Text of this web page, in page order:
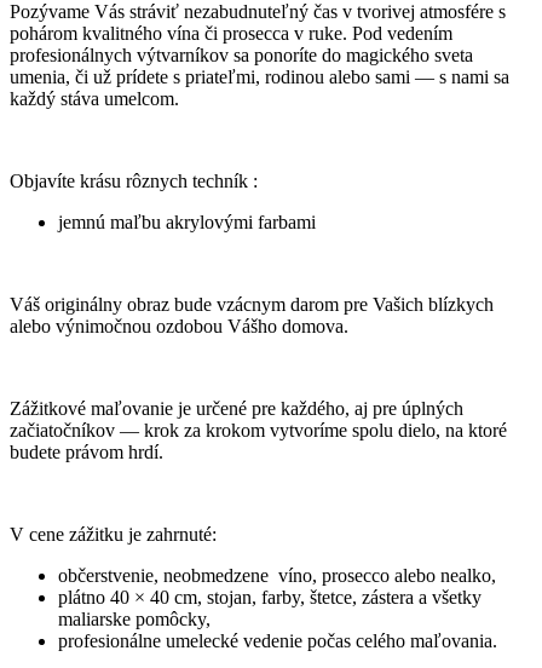
Pozývame Vás stráviť nezabudnuteľný čas v tvorivej atmosfére s
pohárom kvalitného vína či prosecca v ruke. Pod vedením
profesionálnych výtvarníkov sa ponoríte do magického sveta
umenia, či už prídete s priateľmi, rodinou alebo sami — s nami sa
každý stáva umelcom.
Objavíte krásu rôznych techník :
jemnú maľbu akrylovými farbami
Váš originálny obraz bude vzácnym darom pre Vašich blízkych
alebo výnimočnou ozdobou Vášho domova.
Zážitkové maľovanie je určené pre každého, aj pre úplných
začiatočníkov — krok za krokom vytvoríme spolu dielo, na ktoré
budete právom hrdí.
V cene zážitku je zahrnuté:
občerstvenie, neobmedzene víno, prosecco alebo nealko,
plátno 40 × 40 cm, stojan, farby, štetce, zástera a všetky
maliarske pomôcky,
profesionálne umelecké vedenie počas celého maľovania.